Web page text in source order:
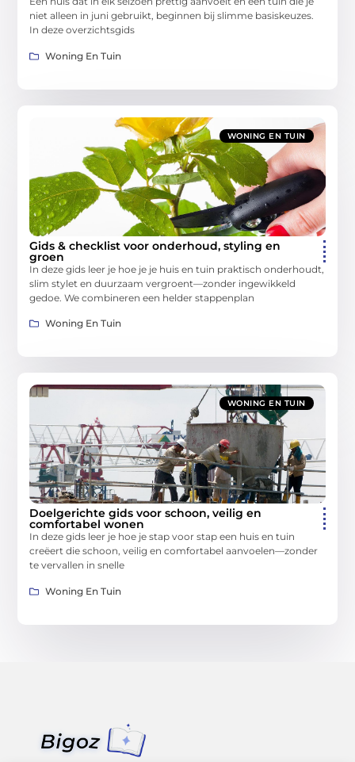
niet alleen in juni gebruikt, beginnen bij slimme basiskeuzes.
In deze overzichtsgids
Woning En Tuin
WONING EN TUIN
Gids & checklist voor onderhoud, styling en
groen
In deze gids leer je hoe je je huis en tuin praktisch onderhoudt,
slim stylet en duurzaam vergroent—zonder ingewikkeld
gedoe. We combineren een helder stappenplan
Woning En Tuin
WONING EN TUIN
Doelgerichte gids voor schoon, veilig en
comfortabel wonen
In deze gids leer je hoe je stap voor stap een huis en tuin
creëert die schoon, veilig en comfortabel aanvoelen—zonder
te vervallen in snelle
Woning En Tuin